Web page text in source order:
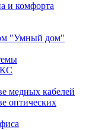
и комфорта
"Умный дом"
медных кабелей
оптических